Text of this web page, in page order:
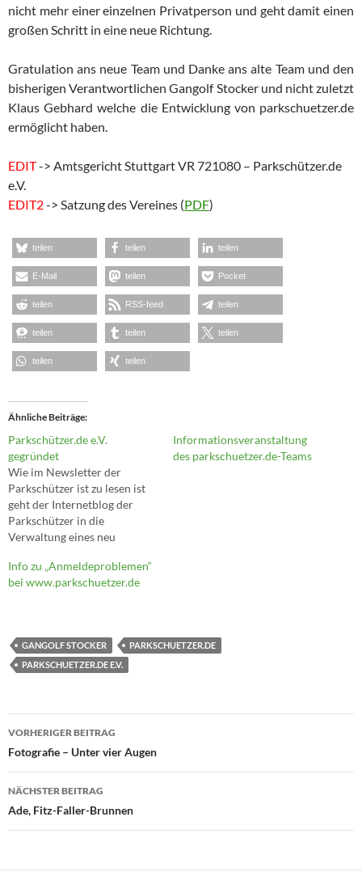
nicht mehr einer einzelnen Privatperson und geht damit einen
großen Schritt in eine neue Richtung.
Gratulation ans neue Team und Danke ans alte Team und den
bisherigen Verantwortlichen Gangolf Stocker und nicht zuletzt
Klaus Gebhard welche die Entwicklung von parkschuetzer.de
ermöglicht haben.
EDIT-> Amtsgericht Stuttgart VR 721080 – Parkschützer.de
e.V.
EDIT2-> Satzung des Vereines (PDF)
teilen teilen teilen
E-Mail teilen Pocket
teilen RSS-feed teilen
teilen teilen teilen
teilen teilen
Ähnliche Beiträge
Parkschützer.de e.V.
gegründet
Wie im Newsletter der
Parkschützer ist zu lesen ist
geht der Internetblog der
Parkschützer in die
Verwaltung eines neu
Zitat Liebe
Parkschützerinnen und
war sie Eigentum von Leben
in Stuttgart e.V. und wurde
Informationsveranstaltung
des parkschuetzer.de-Teams
Info zu „Anmeldeproblemen“
bei www.parkschuetzer.de
GANGOLF STOCKER
PARKSCHUETZER.DE
PARKSCHUETZER.DE E.V.
Beitragsnavigation
VORHERIGER BEITRAG
Fotografie – Unter vier Augen
NÄCHSTER BEITRAG
Ade, Fitz-Faller-Brunnen